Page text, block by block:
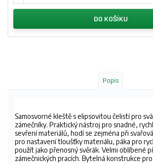
DO KOŠÍKU
Popis
Samosvorné kleště selipsovitou čelistípro
zámečníky. Praktický nástroj pro snadné,
sevření materiálů, hodí se zejména při
pro nastavení tloušťky materiálu, páka pro
použít jako přenosný svěrák. Velmi oblíbené
zámečnických pracích. Bytelná konstrukce